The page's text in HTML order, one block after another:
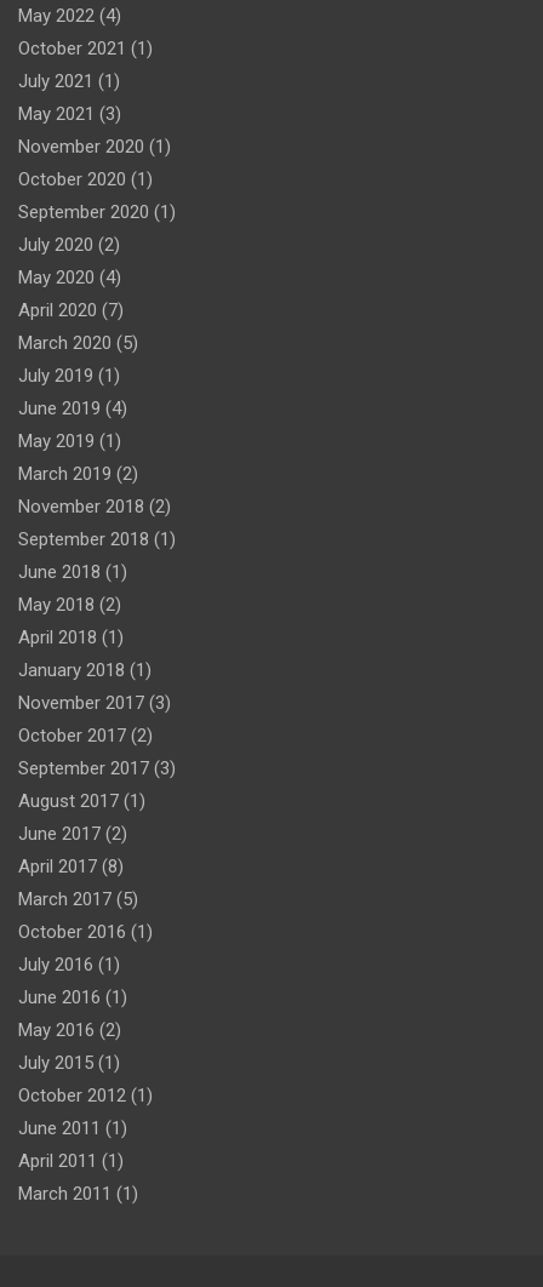
May 2022 (4)
October 2021 (1)
July 2021 (1)
May 2021 (3)
November 2020 (1)
October 2020 (1)
September 2020 (1)
July 2020 (2)
May 2020 (4)
April 2020 (7)
March 2020 (5)
July 2019 (1)
June 2019 (4)
May 2019 (1)
March 2019 (2)
November 2018 (2)
September 2018 (1)
June 2018 (1)
May 2018 (2)
April 2018 (1)
January 2018 (1)
November 2017 (3)
October 2017 (2)
September 2017 (3)
August 2017 (1)
June 2017 (2)
April 2017 (8)
March 2017 (5)
October 2016 (1)
July 2016 (1)
June 2016 (1)
May 2016 (2)
July 2015 (1)
October 2012 (1)
June 2011 (1)
April 2011 (1)
March 2011 (1)